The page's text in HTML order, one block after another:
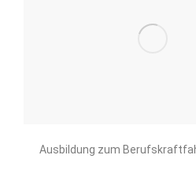
Ausbildung zum